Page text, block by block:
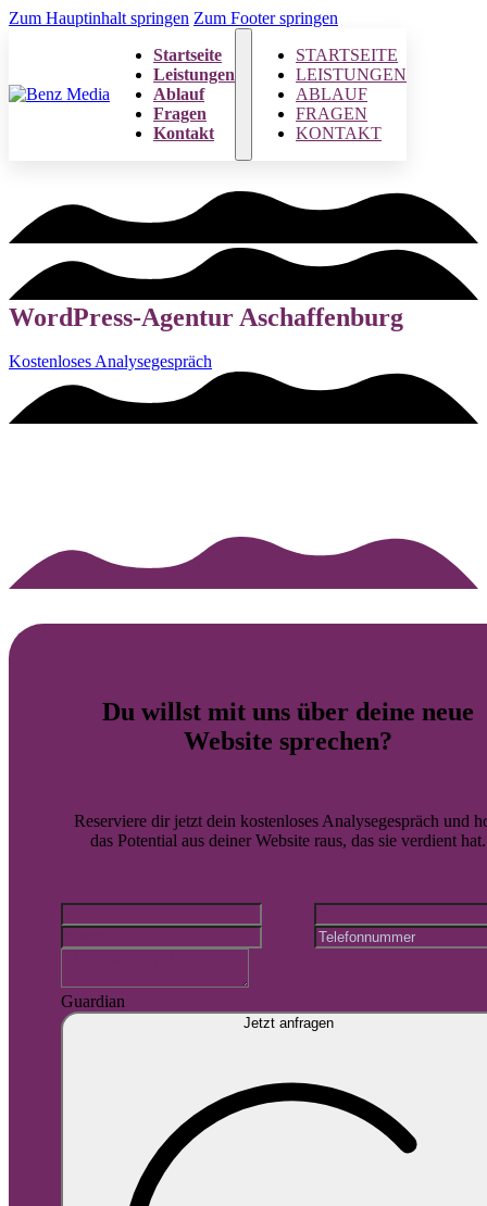
Zum Hauptinhalt springen Zum Footer springen
Startseite
Leistungen
Ablauf
Fragen
Kontakt
STARTSEITE
LEISTUNGEN
ABLAUF
FRAGEN
KONTAKT
WordPress-Agentur Aschaffenburg
Kostenloses Analysegespräch
Du willst mit uns über deine neue
Website sprechen?
Reserviere dir jetzt dein kostenloses Analysegespräch und
das Potential aus deiner Website raus, das sie verdient hat.
Guardian
Jetzt anfragen